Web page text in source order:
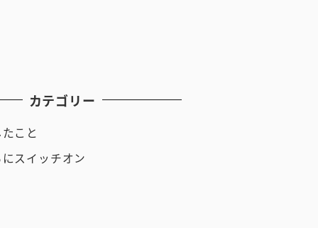
カテゴリー
こと
スイッチオン